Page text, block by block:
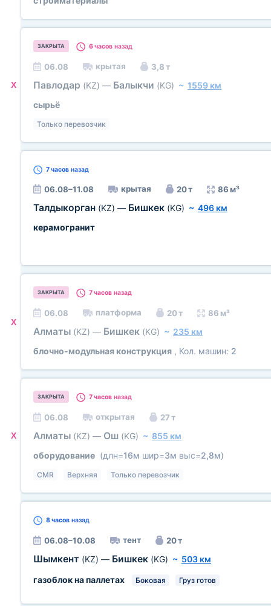
X
ЗАКРЫТА 6 часов назад
06.08 крытая 3,8 т
Павлодар (KZ) — Балыкчи (KG) ~ 1559 км
сырьё
Только перевозчик
7 часов назад
06.08–11.08 крытая 20 т 86 м³
Талдыкорган (KZ) — Бишкек (KG) ~ 496 км
керамогранит
X
ЗАКРЫТА 7 часов назад
06.08 платформа 20 т 86 м³
Алматы (KZ) — Бишкек (KG) ~ 235 км
блочно-модульная конструкция , Кол. машин: 2
X
ЗАКРЫТА 7 часов назад
06.08 открытая 27 т
Алматы (KZ) — Ош (KG) ~ 855 км
оборудование (длн=16м шир=3м выс=2,8м)
CMR Верхняя Только перевозчик
8 часов назад
06.08–10.08 тент 20 т
Шымкент (KZ) — Бишкек (KG) ~ 503 км
газоблок на паллетах
Боковая Груз готов